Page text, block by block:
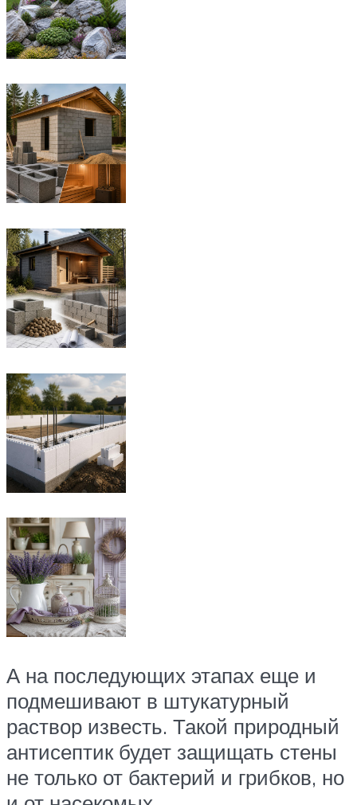
А на последующих этапах еще и
подмешивают в штукатурный
раствор известь. Такой природный
антисептик будет защищать стены
не только от бактерий и грибков, но